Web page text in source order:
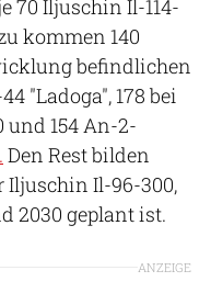
70 Iljuschin Il-114-
kommen 140
befindlichen
"Ladoga", 178 bei
und 154 An-2-
Den Rest bilden
Il-96-300,
2030 geplant ist.
ANZEIGE